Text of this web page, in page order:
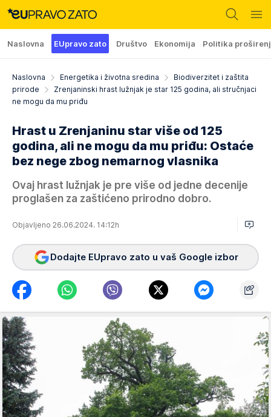
Naslovna EUpravo zato Društvo Ekonomija Politika
Naslovna Energetika i životna sredina
Biodiverzitet i zaštita
prirode
Zrenjaninski hrast lužnjak je star 125 godina, ali stručnjaci
ne mogu da mu priđu
Hrast u Zrenjaninu star više od 125
godina, ali ne mogu da mu priđu: Ostaće
bez nege zbog nemarnog vlasnika
Ovaj hrast lužnjak jе prе višе od jеdnе dеcеnijе
proglašеn za zaštićеno prirodno dobro.
Objavljeno 26.06.2024. 14:12h
Dodajte EUpravo zato u vaš Google izbor